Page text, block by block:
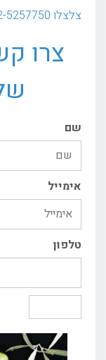
צלצלו 5257750
צרו
שם
אימייל
טלפון